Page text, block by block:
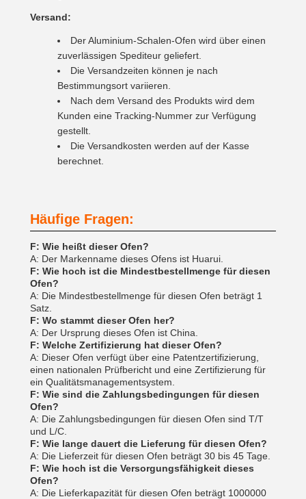
Versand:
Der Aluminium-Schalen-Ofen wird über einen
zuverlässigen Spediteur geliefert.
Die Versandzeiten können je nach
Bestimmungsort variieren.
Nach dem Versand des Produkts wird dem
Kunden eine Tracking-Nummer zur Verfügung
gestellt.
Die Versandkosten werden auf der Kasse
berechnet.
Häufige Fragen:
F: Wie heißt dieser Ofen?
A: Der Markenname dieses Ofens ist Huarui.
F: Wie hoch ist die Mindestbestellmenge für diesen
Ofen?
A: Die Mindestbestellmenge für diesen Ofen beträgt 1
Satz.
F: Wo stammt dieser Ofen her?
A: Der Ursprung dieses Ofen ist China.
F: Welche Zertifizierung hat dieser Ofen?
A: Dieser Ofen verfügt über eine Patentzertifizierung,
einen nationalen Prüfbericht und eine Zertifizierung für
ein Qualitätsmanagementsystem.
F: Wie sind die Zahlungsbedingungen für diesen
Ofen?
A: Die Zahlungsbedingungen für diesen Ofen sind T/T
und L/C.
F: Wie lange dauert die Lieferung für diesen Ofen?
A: Die Lieferzeit für diesen Ofen beträgt 30 bis 45 Tage.
F: Wie hoch ist die Versorgungsfähigkeit dieses
Ofen?
A: Die Lieferkapazität für diesen Ofen beträgt 1000000